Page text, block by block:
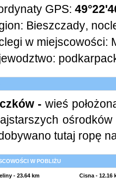
GPS:
Bieszczady,
w miejscowości:
- wieś
tutaj ropę
W POBLIŻU
- 23.64 km Cisna- 12.16